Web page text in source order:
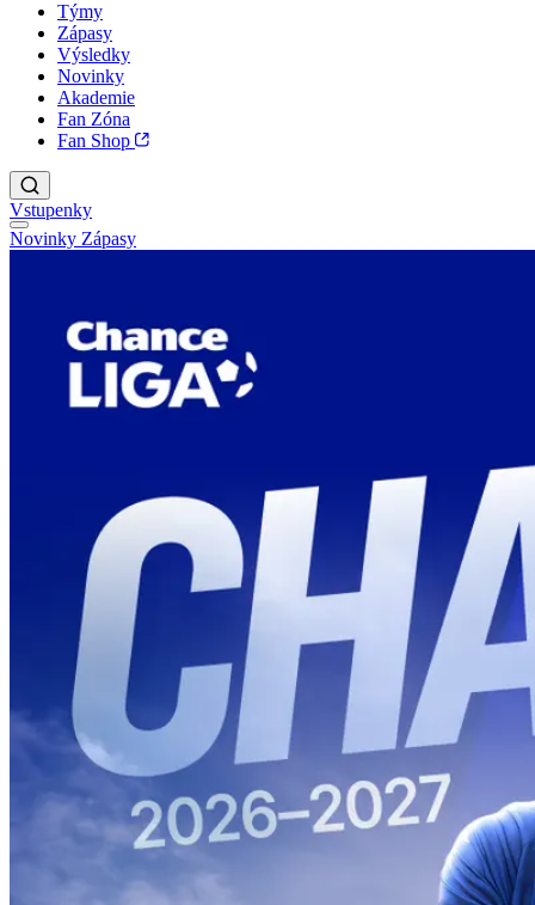
Týmy
Zápasy
Výsledky
Novinky
Akademie
Fan Zóna
Fan Shop
Vstupenky
Novinky Zápasy